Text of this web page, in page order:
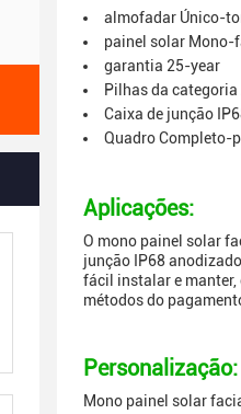
almofadar Único-
painel solar Mono-
garantia 25-year
Pilhas da categoria
Caixa de junção
Quadro Completo-
Aplicações:
O mono painel solar
junção IP68
fácil instalar e manter,
métodos do
Personalização:
Mono painel solar